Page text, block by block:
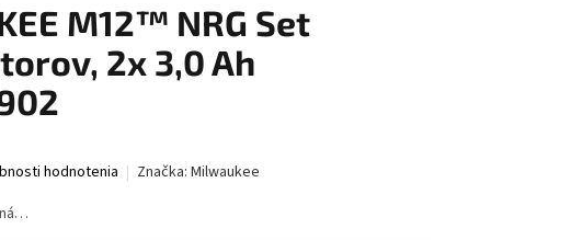
M12™ NRG Set
2x 3,0 Ah
hodnotenia Značka: Milwaukee